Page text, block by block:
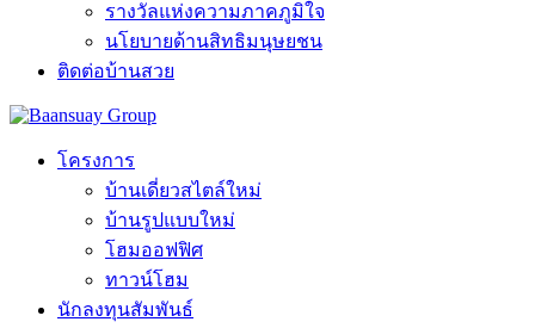
รางวัลแห่งความภาคภูมิใจ
นโยบายด้านสิทธิมนุษยชน
ติดต่อบ้านสวย
โครงการ
บ้านเดี่ยวสไตล์ใหม่
บ้านรูปแบบใหม่
โฮมออฟฟิศ
ทาวน์โฮม
นักลงทุนสัมพันธ์